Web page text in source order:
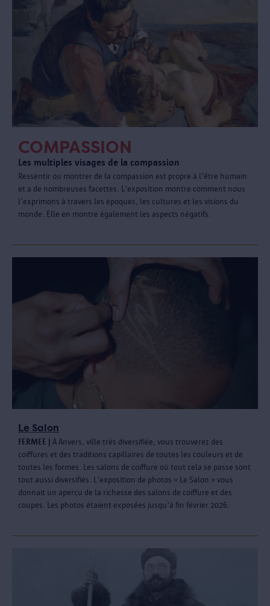
COMPASSION
Les multiples visages de la compassion
Ressentir ou montrer de la compassion est propre à l'être humain
et a de nombreuses facettes. L'exposition montre comment nous
l'exprimons à travers les époques, les cultures et les visions du
monde. Elle en montre également les aspects négatifs.
Le Salon
FERMEE | À Anvers, ville très diversifiée, vous trouverez des
coiffures et des traditions capillaires de toutes les couleurs et de
toutes les formes. Les salons de coiffure où tout cela se passe sont
tout aussi diversifiés. L'exposition de photos « Le Salon » vous
donnait un aperçu de la richesse des salons de coiffure et des
coupes. Les photos étaient exposées jusqu'à fin février 2026.